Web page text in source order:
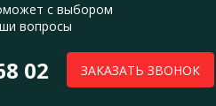
с выбором
вопросы
02 ЗАКАЗАТЬ ЗВОНОК